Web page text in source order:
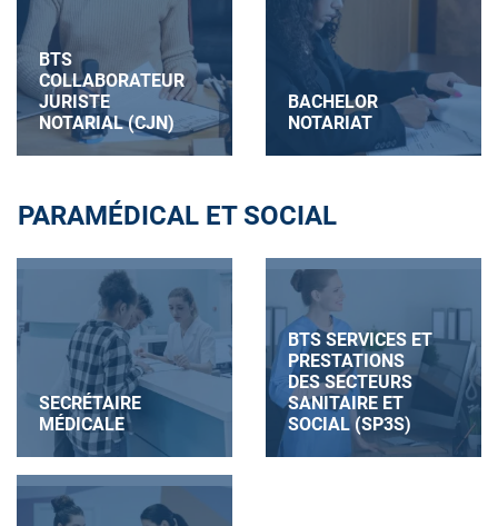
BTS
COLLABORATEUR
JURISTE
NOTARIAL (CJN)
BACHELOR
NOTARIAT
PARAMÉDICAL ET SOCIAL
SECRÉTAIRE
MÉDICALE
BTS SERVICES ET
PRESTATIONS
DES SECTEURS
SANITAIRE ET
SOCIAL (SP3S)